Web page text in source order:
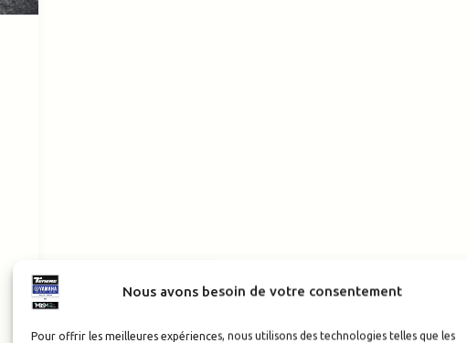
Nous avons besoin de votre consentement
Pour offrir les meilleures expériences, nous utilisons des technologies telles que les